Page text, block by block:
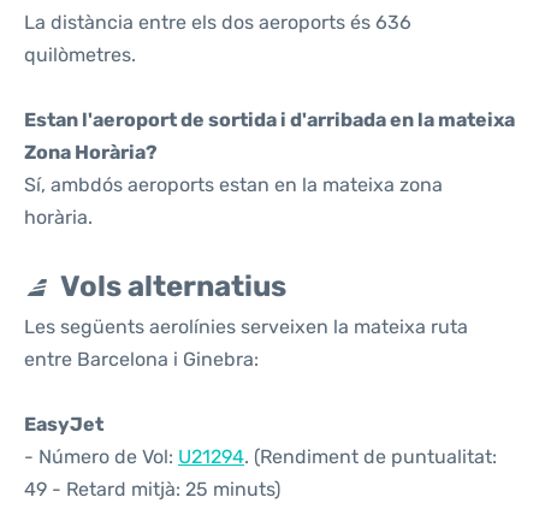
La distància entre els dos aeroports és 636
quilòmetres.
Estan l'aeroport de sortida i d'arribada en la mateixa
Zona Horària?
Sí, ambdós aeroports estan en la mateixa zona
horària.
Vols alternatius
Les següents aerolínies serveixen la mateixa ruta
entre Barcelona i Ginebra:
EasyJet
- Número de Vol: U21294. (Rendiment de puntualitat:
49 - Retard mitjà: 25 minuts)